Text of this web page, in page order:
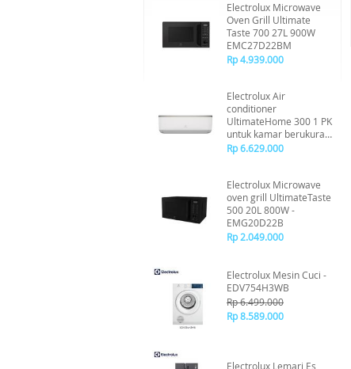
Electrolux Microwave
Oven Grill Ultimate
Taste 700 27L 900W
EMC27D22BM
Rp 4.939.000
Electrolux Air
conditioner
UltimateHome 300 1 PK
untuk kamar berukuran
12-18m² -
Rp 6.629.000
Electrolux Microwave
oven grill UltimateTaste
500 20L 800W -
EMG20D22B
Rp 2.049.000
Electrolux Mesin Cuci -
EDV754H3WB
Rp 6.499.000
Rp 8.589.000
Electrolux Lemari Es